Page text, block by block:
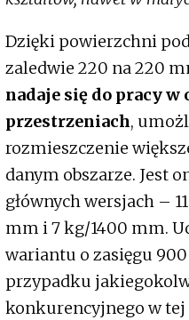
Dzięki powierzchni
zaledwie 220 na 220
nadaje się do pracy
przestrzeniach,
rozmieszczenie
danym obszarze. Jest
głównych wersjach –
mm i 7 kg/1400 mm.
wariantu o zasięgu
przypadku
konkurencyjnego w tej